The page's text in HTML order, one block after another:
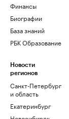
Финансы
Биографии
База знаний
РБК Образование
Новости
регионов
Санкт-Петербург
и область
Екатеринбург